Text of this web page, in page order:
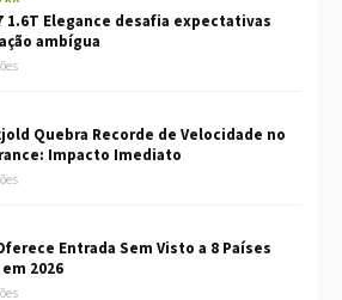
1.6T Elegance desafia expectativas
ambígua
Quebra Recorde de Velocidade no
Impacto Imediato
Entrada Sem Visto a 8 Países
2026